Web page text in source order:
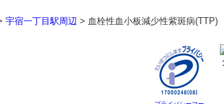
宇宿一丁目駅周辺 > 血栓性血小板減少性紫斑病(TTP)